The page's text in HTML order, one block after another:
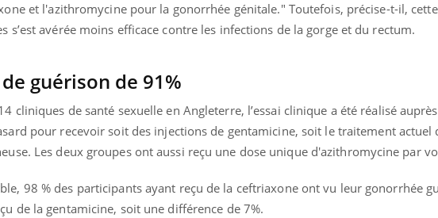
et l'azithromycine pour la gonorrhée génitale." Toutefois, précise-t-il,
s’est avérée moins efficace contre les infections de la gorge et du rectum.
guérison de 91%
cliniques de santé sexuelle en Angleterre, l’essai clinique a été réalisé
pour recevoir soit des injections de gentamicine, soit le traitement actuel
Les deux groupes ont aussi reçu une dose unique d'azithromycine par
98 % des participants ayant reçu de la ceftriaxone ont vu leur gonorrhée
de la gentamicine, soit une différence de 7%.